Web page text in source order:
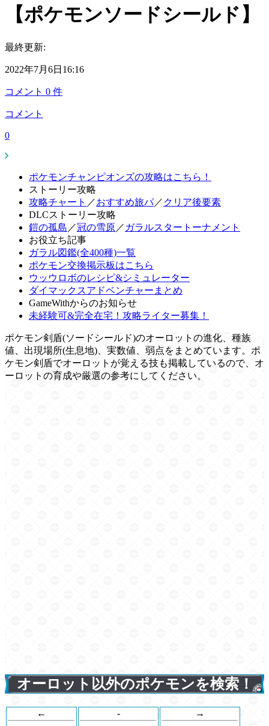
【ポケモンソードシールド】
最終更新:
2022年7月6日16:16
コメント 0 件
コメント
0
ポケモンチャンピオンズの攻略はこちら！
ストーリー攻略
攻略チャート ／おすすめ旅パ／ クリア後要素
DLCストーリー攻略
鎧の孤島 ／冠の雪原／ ガラルスタートーナメント
お役立ち記事
ガラル図鑑(全400種)一覧
ポケモン交換掲示板はこちら
ウッウロボのレシピ&シミュレーター
ダイマックスアドベンチャーまとめ
GameWithからのお知らせ
未経験可&完全在宅！攻略ライター募集！
ポケモン剣盾(ソードシールド)のオーロットの進化、種族
値、出現場所(生息地)、実数値、弱点をまとめています。ポ
ケモン剣盾でオーロットが覚える技も掲載しているので、オ
ーロットの育成や厳選の参考にしてください。
オーロット以外のポケモンを検索！
← - →